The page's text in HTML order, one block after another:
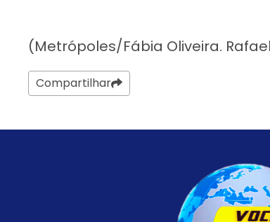
(Metrópoles/Fábia Oliveira.
Compartilhar